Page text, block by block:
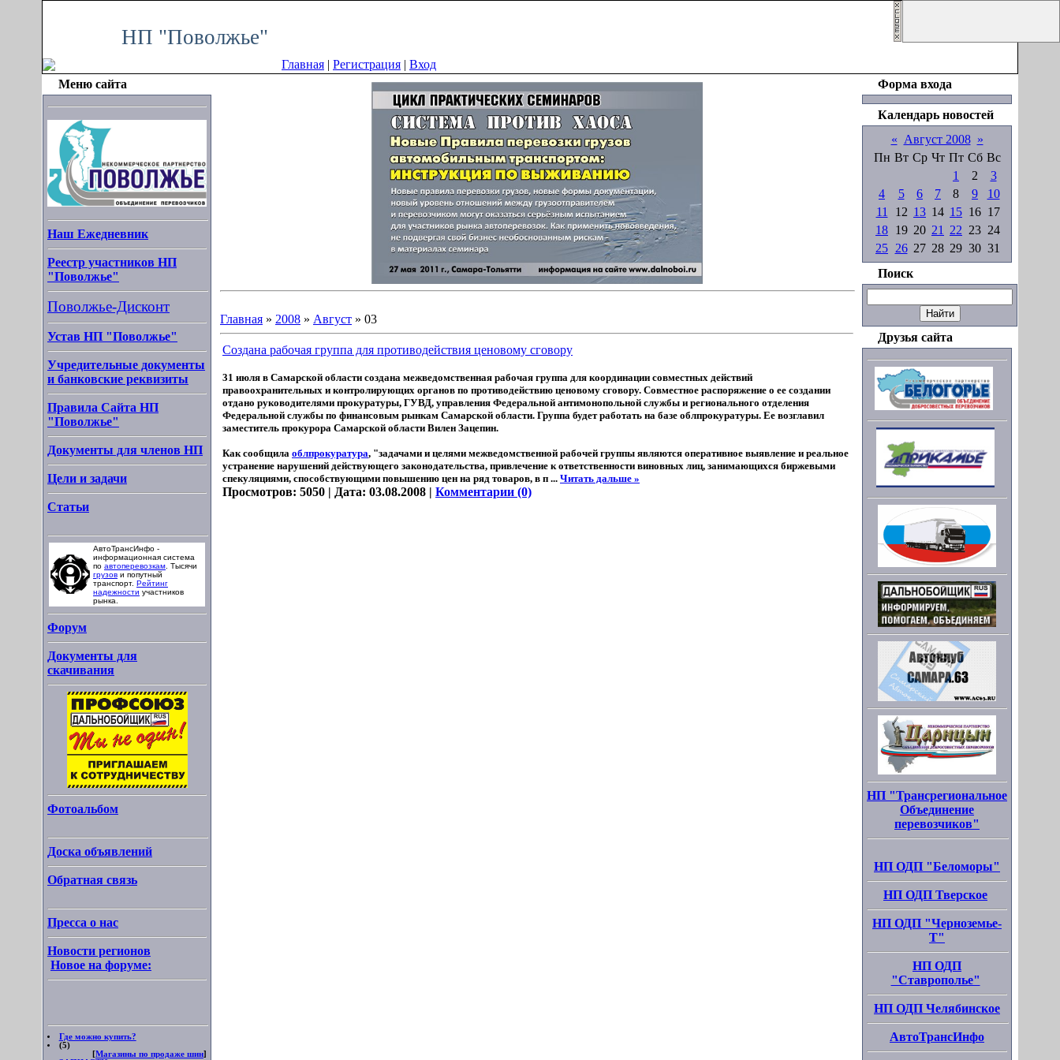
НП "Поволжье"
Главная | Регистрация | Вход
Меню сайта
Наш Ежедневник
Реестр участников НП
"Поволжье"
Поволжье-Дисконт
Устав НП "Поволжье"
Учредительные документы
и банковские реквизиты
Правила Сайта НП
"Поволжье"
Документы для членов НП
Цели и задачи
Статьи
АвтоТрансИнфо -
информационная система
по автоперевозкам . Тысячи
грузов и попутный
транспорт. Рейтинг
надежности участников
рынка.
Форум
Документы для
скачивания
Фотоальбом
Доска объявлений
Обратная связь
Пресса о нас
Новости регионов
Новое на форуме:
Где можно купить?
(5)
[Магазины по продаже шин]
Главная » 2008 » Август » 03
Cоздана рабочая группа для противодействия ценовому сговору
31 июля в Самарской области создана межведомственная рабочая группа для координации совместных действий
правоохранительных и контролирующих органов по противодействию ценовому сговору. Совместное распоряжение о ее создании
отдано руководителями прокуратуры, ГУВД, управления Федеральной антимонопольной службы и регионального отделения
Федеральной службы по финансовым рынкам Самарской области. Группа будет работать на базе облпрокуратуры. Ее возглавил
заместитель прокурора Самарской области Вилен Зацепин.
Как сообщила облпрокуратура, "задачами и целями межведомственной рабочей группы являются оперативное выявление и реальное
устранение нарушений действующего законодательства, привлечение к ответственности виновных лиц, занимающихся биржевыми
спекуляциями, способствующими повышению цен на ряд товаров, в п ... Читать дальше »
Просмотров: 5050 | Дата: 03.08.2008 | Комментарии (0)
Форма входа
Календарь новостей
« Август 2008 »
Пн Вт Ср Чт Пт Сб Вс
1
2
3
4
5 6 7 8 9
10
11
12 13 14 15 16 17
18 19 20 21 22 23 24
25 26 27 28 29 30 31
Поиск
Друзья сайта
НП "Трансрегиональное
Объединение
перевозчиков"
НП ОДП "Беломоры"
НП ОДП Тверское
НП ОДП "Черноземье-
Т"
НП ОДП
"Ставрополье"
НП ОДП Челябинское
АвтоТрансИнфо